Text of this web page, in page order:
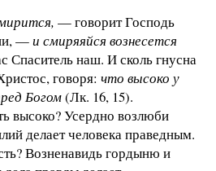
— говорит Господь
—и смиряяйся вознесется
Спаситель наш. И сколь гнусна
говоря: что высоко у
Богом(Лк. 16, 15).
высоко? Усердно возлюби
делает человека праведным.
Возненавидь гордыню и